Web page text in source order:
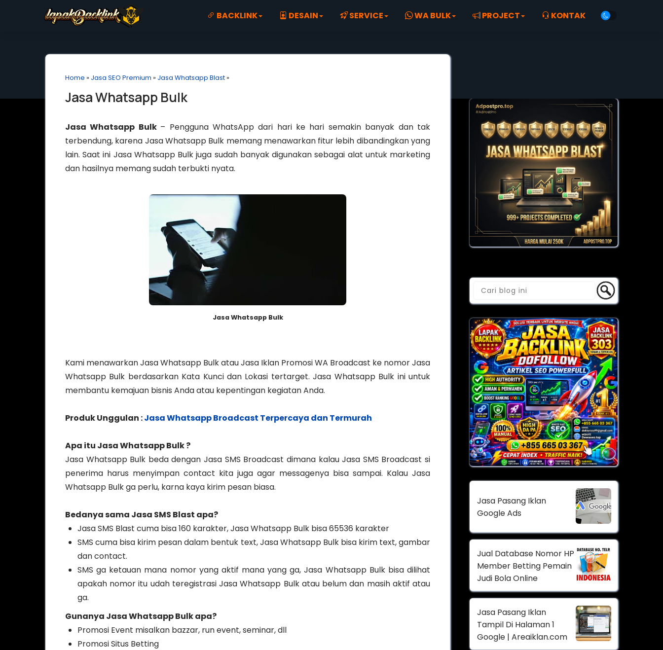
BACKLINK DESAIN SERVICE WA BULK PROJECT KONTAK
Home » Jasa SEO Premium » Jasa Whatsapp Blast »
Jasa Whatsapp Bulk
Jasa Whatsapp Bulk – Pengguna WhatsApp dari hari ke hari semakin banyak dan tak
terbendung, karena Jasa Whatsapp Bulk memang menawarkan fitur lebih dibandingkan yang
lain. Saat ini Jasa Whatsapp Bulk juga sudah banyak digunakan sebagai alat untuk marketing
dan hasilnya memang sudah terbukti nyata.
Jasa Whatsapp Bulk
Kami menawarkan Jasa Whatsapp Bulk atau Jasa Iklan Promosi WA Broadcast ke nomor Jasa
Whatsapp Bulk berdasarkan Kata Kunci dan Lokasi tertarget. Jasa Whatsapp Bulk ini untuk
membantu kemajuan bisnis Anda atau kepentingan kegiatan Anda.
Produk Unggulan :Jasa Whatsapp Broadcast Terpercaya dan Termurah
Apa itu Jasa Whatsapp Bulk ?
Jasa Whatsapp Bulk beda dengan Jasa SMS Broadcast dimana kalau Jasa SMS Broadcast si
penerima harus menyimpan contact kita juga agar messagenya bisa sampai. Kalau Jasa
Whatsapp Bulk ga perlu, karna kaya kirim pesan biasa.
Bedanya sama Jasa SMS Blast apa?
Jasa SMS Blast cuma bisa 160 karakter, Jasa Whatsapp Bulk bisa 65536 karakter
SMS cuma bisa kirim pesan dalam bentuk text, Jasa Whatsapp Bulk bisa kirim text, gambar
dan contact.
SMS ga ketauan mana nomor yang aktif mana yang ga, Jasa Whatsapp Bulk bisa dilihat
apakah nomor itu udah teregistrasi Jasa Whatsapp Bulk atau belum dan masih aktif atau
ga.
Gunanya Jasa Whatsapp Bulkapa?
Promosi Event misalkan bazzar, run event, seminar, dll
Promosi Situs Betting
Jasa Pasang Iklan
Google Ads
Jual Database Nomor HP
Member Betting Pemain
Judi Bola Online
Jasa Pasang Iklan
Tampil Di Halaman 1
Google | Areaiklan.com